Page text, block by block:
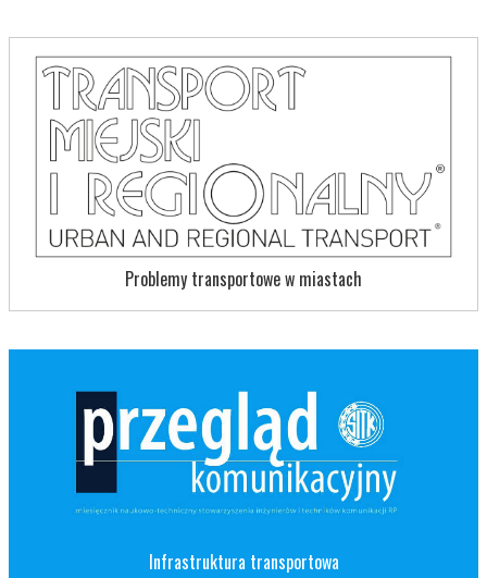
Problemy transportowe w miastach
Infrastruktura transportowa